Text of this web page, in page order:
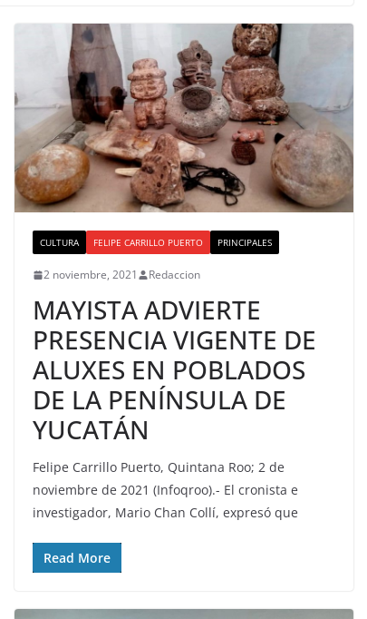
CULTURA FELIPE CARRILLO PUERTO PRINCIPALES
2 noviembre, 2021 Redaccion
MAYISTA ADVIERTE
PRESENCIA VIGENTE DE
ALUXES EN POBLADOS
DE LA PENÍNSULA DE
YUCATÁN
Felipe Carrillo Puerto, Quintana Roo; 2 de
noviembre de 2021 (Infoqroo).- El cronista e
investigador, Mario Chan Collí, expresó que
Read More